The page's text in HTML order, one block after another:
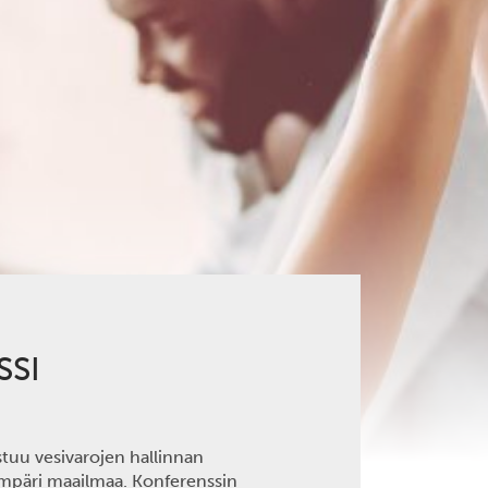
vesivarojen hallinnan
maailmaa. Konferenssin